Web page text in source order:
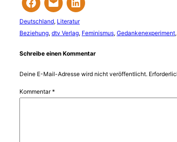
Deutschland, Literatur
Beziehung, dtv Verlag, Feminismus, Gedankenexperiment,
Schreibe einen Kommentar
Deine E-Mail-Adresse wird nicht veröffentlicht.
Kommentar*